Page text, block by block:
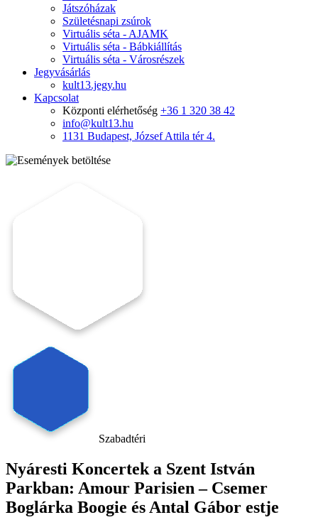
Játszóházak
Születésnapi zsúrok
Virtuális séta - AJAMK
Virtuális séta - Bábkiállítás
Virtuális séta - Városrészek
Jegyvásárlás
kult13.jegy.hu
Kapcsolat
Központi elérhetőség +36 1 320 38 42
info@kult13.hu
1131 Budapest, József Attila tér 4.
Szabadtéri
Nyáresti Koncertek a Szent István
Parkban: Amour Parisien – Csemer
Boglárka Boogie és Antal Gábor estje